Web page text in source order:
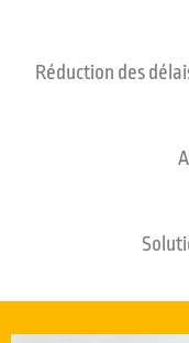
Réduction des